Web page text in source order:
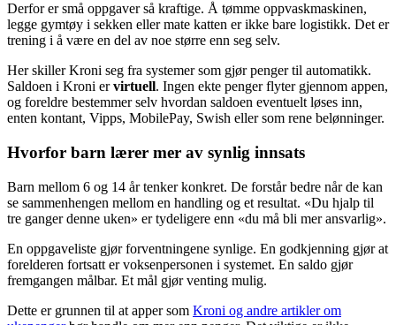
Derfor er små oppgaver så kraftige. Å tømme oppvaskmaskinen,
legge gymtøy i sekken eller mate katten er ikke bare logistikk. Det er
trening i å være en del av noe større enn seg selv.
Her skiller Kroni seg fra systemer som gjør penger til automatikk.
Saldoen i Kroni ervirtuell. Ingen ekte penger flyter gjennom appen,
og foreldre bestemmer selv hvordan saldoen eventuelt løses inn,
enten kontant, Vipps, MobilePay, Swish eller som rene belønninger.
Hvorfor barn lærer mer av synlig innsats
Barn mellom 6 og 14 år tenker konkret. De forstår bedre når de kan
se sammenhengen mellom en handling og et resultat. «Du hjalp til
tre ganger denne uken» er tydeligere enn «du må bli mer ansvarlig».
En oppgaveliste gjør forventningene synlige. En godkjenning gjør at
forelderen fortsatt er voksenpersonen i systemet. En saldo gjør
fremgangen målbar. Et mål gjør venting mulig.
Dette er grunnen til at apper som Kroni og andre artikler om